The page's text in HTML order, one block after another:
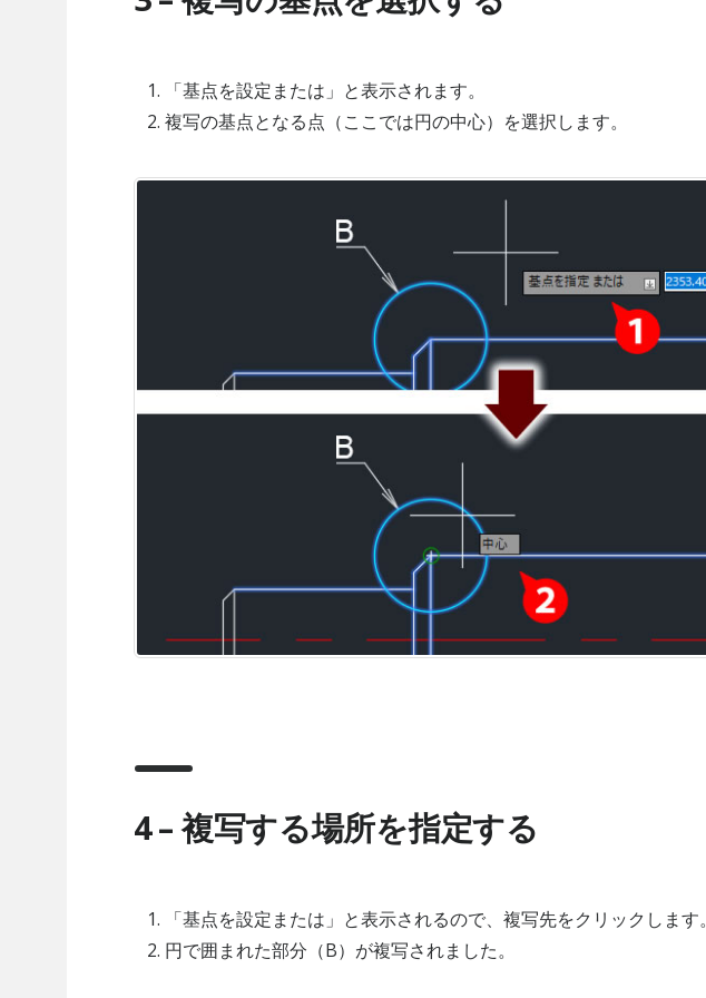
「基点を設定または」と表示されます。
複写の基点となる点（ここでは円の中心）を選択します。
4 – 複写する場所を指定する
「基点を設定または」と表示されるので、複写先をクリックします。
円で囲まれた部分（B）が複写されました。